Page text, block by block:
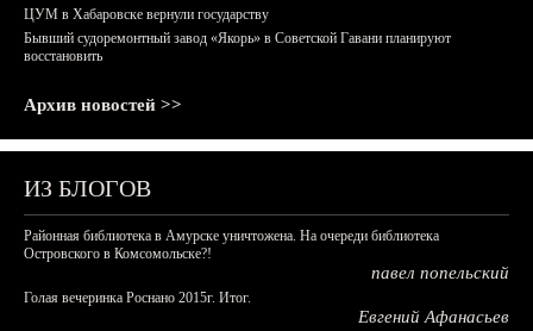
ЦУМ в Хабаровске вернули государству
Бывший судоремонтный завод «Якорь» в Советской Гавани планируют
восстановить
Архив новостей >>
ИЗ БЛОГОВ
Районная библиотека в Амурске уничтожена. На очереди библиотека
Островского в Комсомольске?!
павел попельский
Голая вечеринка Роснано 2015г. Итог.
Евгений Афанасьев